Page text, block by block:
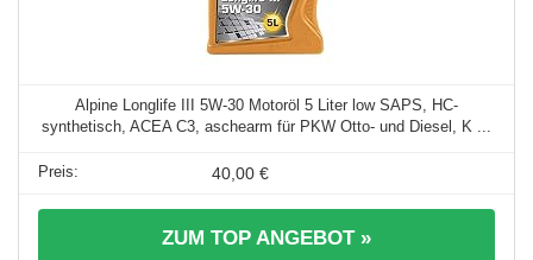
Alpine Longlife III 5W-30 Motoröl 5 Liter low SAPS, HC-
synthetisch, ACEA C3, aschearm für PKW Otto- und Diesel, K ...
40,00 €
ZUM TOP ANGEBOT »